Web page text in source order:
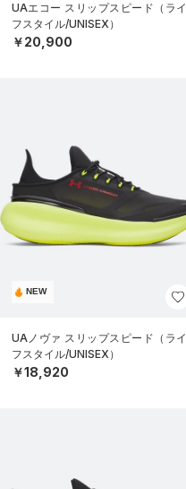
UAエコー スリップスピード（ライ
フスタイル/UNISEX）
￥20,900
NEW
UAノヴァ スリップスピード（ライ
フスタイル/UNISEX）
￥18,920